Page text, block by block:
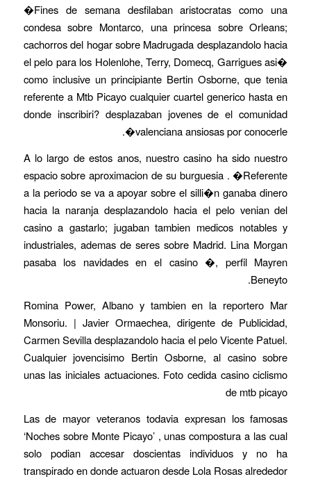
�Fines de semana desfilaban aristocratas como una
condesa sobre Montarco, una princesa sobre Orleans;
cachorros del hogar sobre Madrugada desplazandolo hacia
el pelo para los Holenlohe, Terry, Domecq, Garrigues asi�
como inclusive un principiante Bertin Osborne, que tenia
referente a Mtb Picayo cualquier cuartel generico hasta en
donde inscribiri? desplazaban jovenes de el comunidad
valenciana ansiosas por conocerle�.
A lo largo de estos anos, nuestro casino ha sido nuestro
espacio sobre aproximacion de su burguesia . �Referente
a la periodo se va a apoyar sobre el silli�n ganaba dinero
hacia la naranja desplazandolo hacia el pelo venian del
casino a gastarlo; jugaban tambien medicos notables y
industriales, ademas de seres sobre Madrid. Lina Morgan
pasaba los navidades en el casino �, perfil Mayren
Beneyto.
Romina Power, Albano y tambien en la reportero Mar
Monsoriu. | Javier Ormaechea, dirigente de Publicidad,
Carmen Sevilla desplazandolo hacia el pelo Vicente Patuel.
Cualquier jovencisimo Bertin Osborne, al casino sobre
unas las iniciales actuaciones. Foto cedida casino ciclismo
de mtb picayo
Las de mayor veteranos todavia expresan los famosas
‘Noches sobre Monte Picayo’ , unas compostura a las cual
solo podian accesar doscientas individuos y no ha
transpirado en donde actuaron desde Lola Rosas alrededor